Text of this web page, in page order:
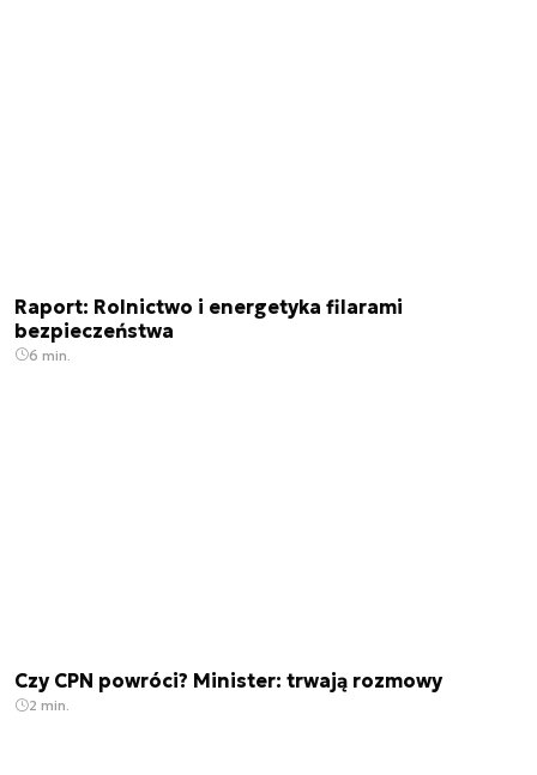
Raport: Rolnictwo i energetyka filarami
bezpieczeństwa
6 min.
Czy CPN powróci? Minister: trwają rozmowy
2 min.